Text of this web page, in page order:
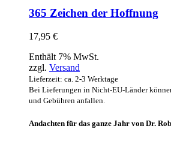
365 Zeichen der Hoffnung
17,95 €
Enthält 7% MwSt.
zzgl. Versand
Lieferzeit: ca. 2-3 Werktage
Bei Lieferungen in Nicht-EU-Länder
und Gebühren anfallen.
Andachten für das ganze Jahr von Dr.